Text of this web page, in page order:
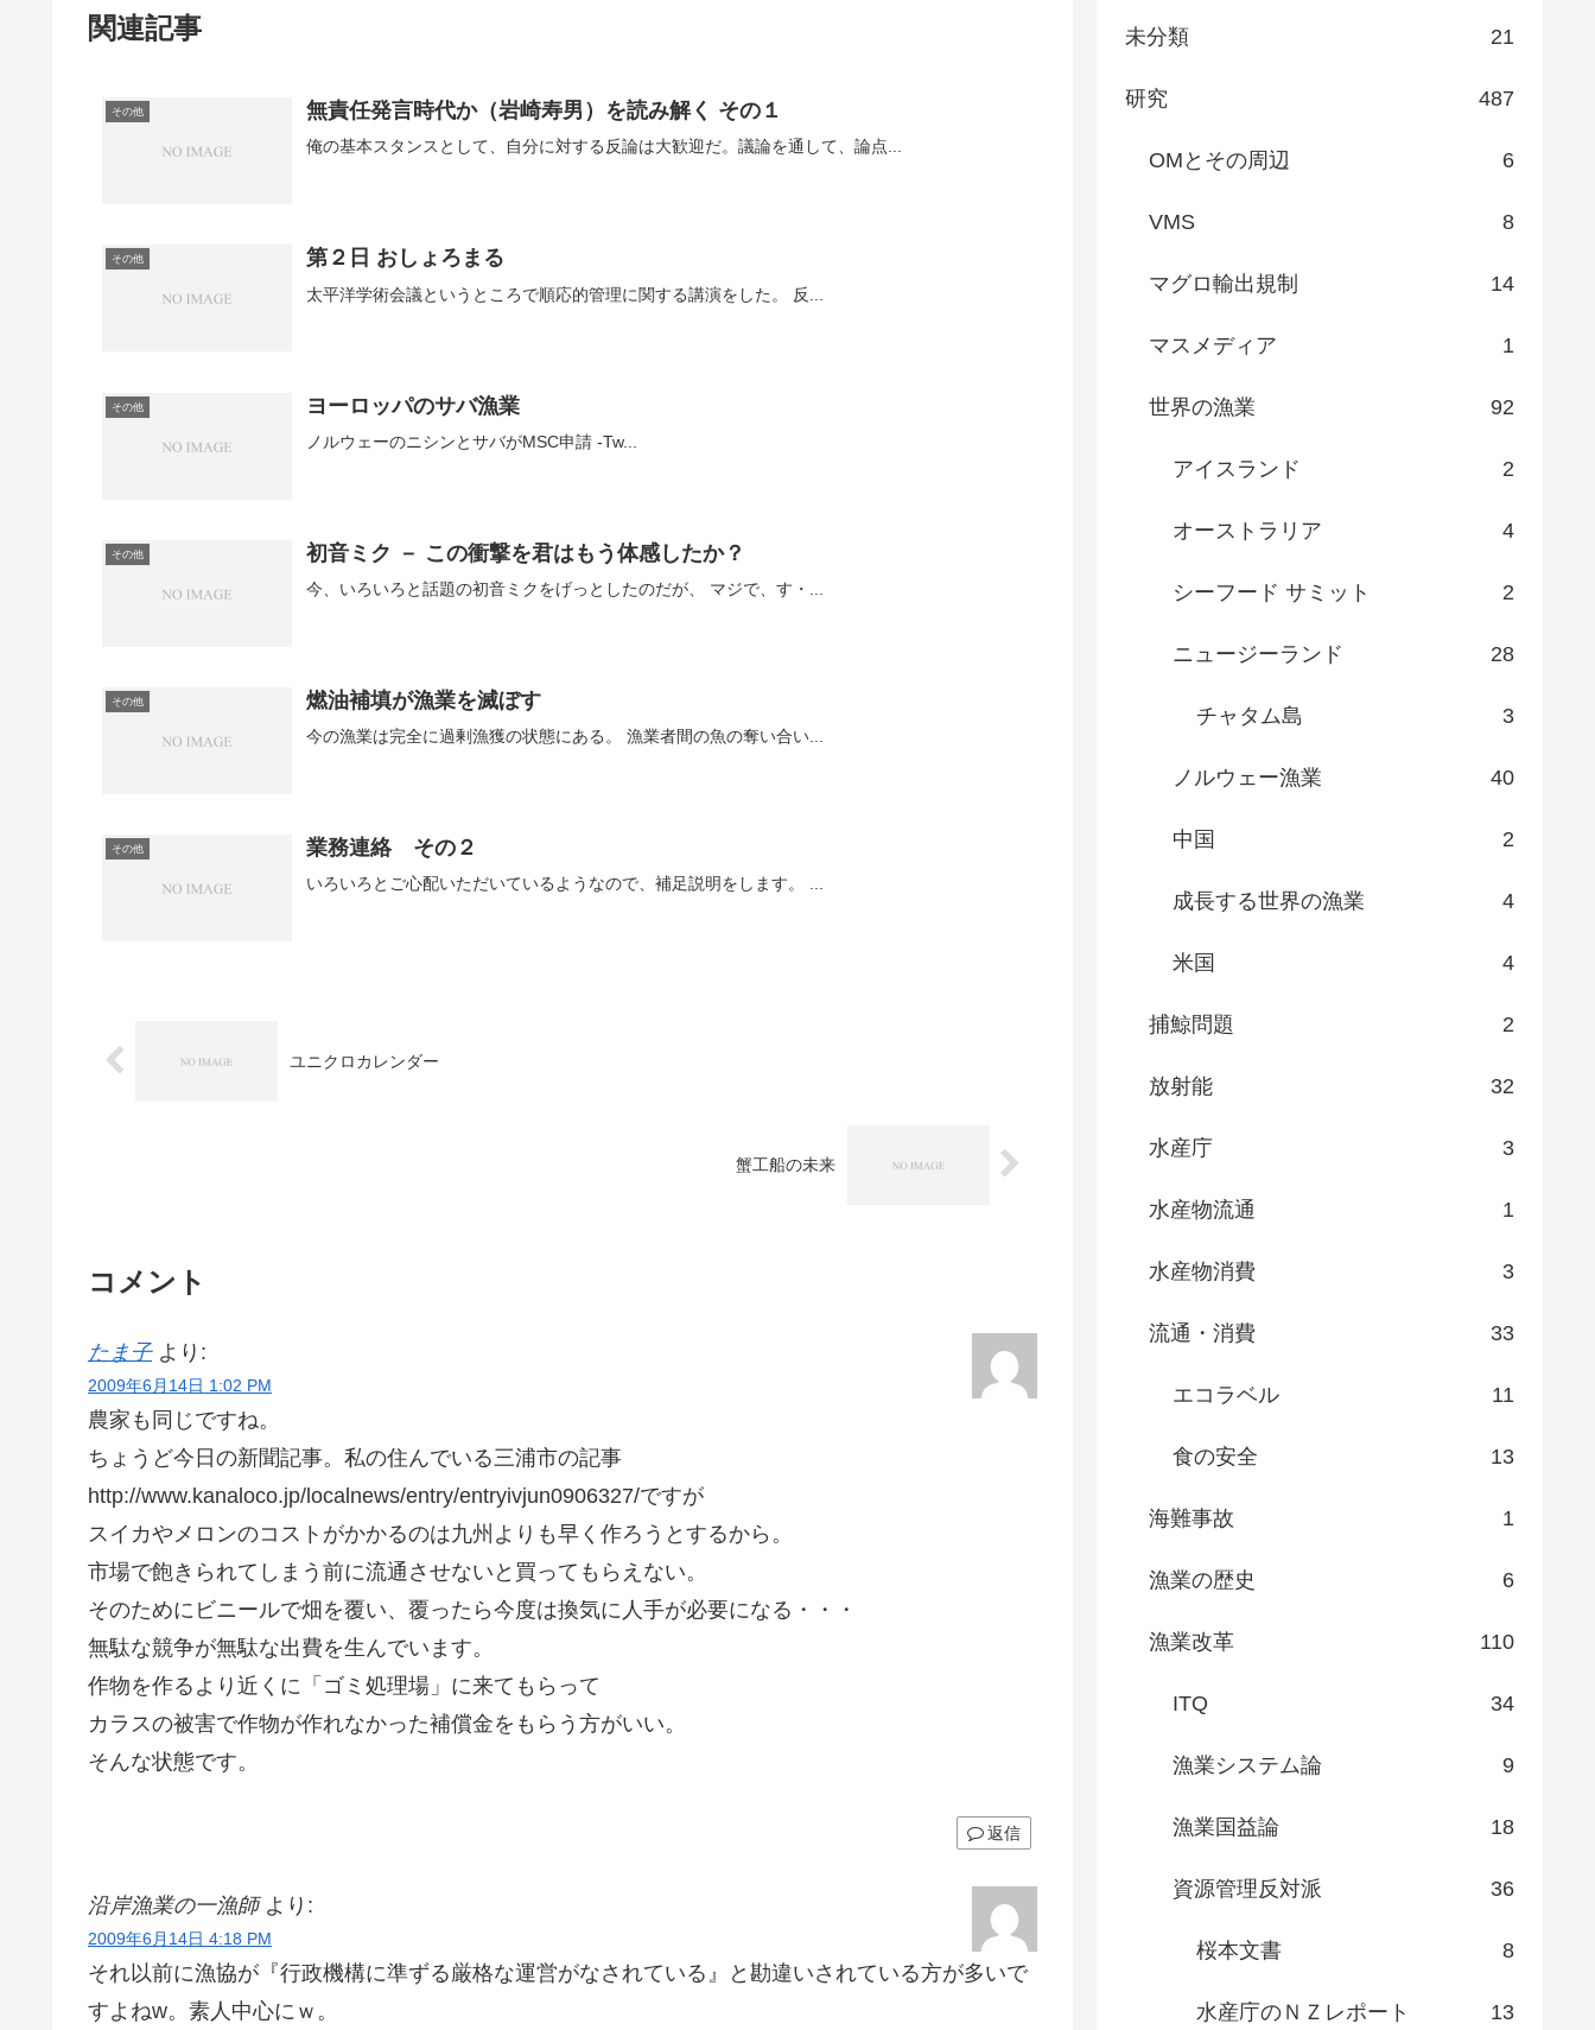
関連記事
その他 無責任発言時代か（岩崎寿男）を読み解く その１
俺の基本スタンスとして、自分に対する反論は大歓迎だ。議論を通して、論点...
その他 第２日 おしょろまる
太平洋学術会議というところで順応的管理に関する講演をした。 反...
その他 ヨーロッパのサバ漁業
ノルウェーのニシンとサバがMSC申請 -Tw...
その他 初音ミク － この衝撃を君はもう体感したか？
今、いろいろと話題の初音ミクをげっとしたのだが、 マジで、す・...
その他 燃油補填が漁業を滅ぼす
今の漁業は完全に過剰漁獲の状態にある。 漁業者間の魚の奪い合い...
その他 業務連絡 その２
いろいろとご心配いただいているようなので、補足説明をします。 ...
ユニクロカレンダー
蟹工船の未来
コメント
たま子 より:
2009年6月14日 1:02 PM
農家も同じですね。
ちょうど今日の新聞記事。私の住んでいる三浦市の記事
http://www.kanaloco.jp/localnews/entry/entryivjun0906327/ですが
スイカやメロンのコストがかかるのは九州よりも早く作ろうとするから。
市場で飽きられてしまう前に流通させないと買ってもらえない。
そのためにビニールで畑を覆い、覆ったら今度は換気に人手が必要になる・・・
無駄な競争が無駄な出費を生んでいます。
作物を作るより近くに「ゴミ処理場」に来てもらって
カラスの被害で作物が作れなかった補償金をもらう方がいい。
そんな状態です。
返信
沿岸漁業の一漁師 より:
2009年6月14日 4:18 PM
それ以前に漁協が『行政機構に準ずる厳格な運営がなされている』と勘違いされている方が多いで
すよねw。素人中心にｗ。
未分類 21
研究 487
OMとその周辺 6
VMS 8
マグロ輸出規制 14
マスメディア 1
世界の漁業 92
アイスランド 2
オーストラリア 4
シーフード サミット 2
ニュージーランド 28
チャタム島 3
ノルウェー漁業 40
中国 2
成長する世界の漁業 4
米国 4
捕鯨問題 2
放射能 32
水産庁 3
水産物流通 1
水産物消費 3
流通・消費 33
エコラベル 11
食の安全 13
海難事故 1
漁業の歴史 6
漁業改革 110
ITQ 34
漁業システム論 9
漁業国益論 18
資源管理反対派 36
桜本文書 8
水産庁のＮＺレポート 13